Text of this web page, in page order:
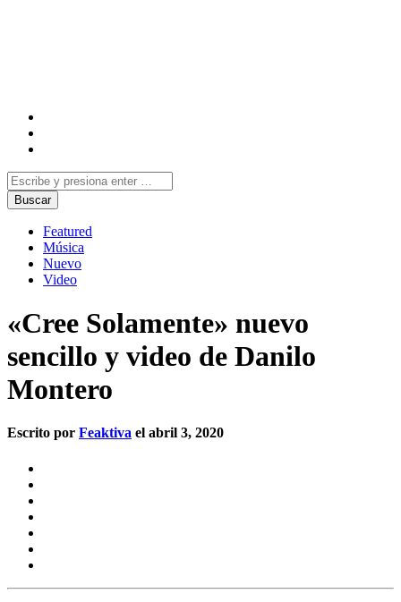
Featured
Música
Nuevo
Video
«Cree Solamente» nuevo
sencillo y video de Danilo
Montero
Escrito por Feaktiva el abril 3, 2020